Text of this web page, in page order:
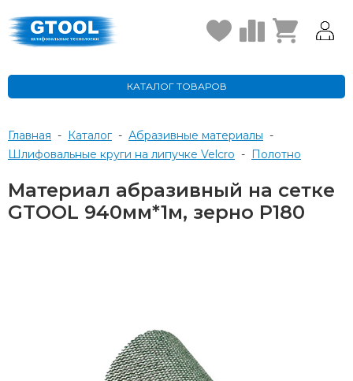
КАТАЛОГ ТОВАРОВ
Главная - Каталог - Абразивные материалы -
Шлифовальные круги на липучке Velcro - полотно
Материал абразивный на сетке
GTOOL 940мм*1м, зерно P180